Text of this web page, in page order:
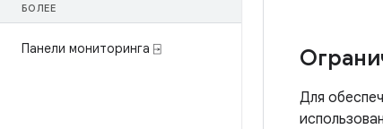
БОЛЕЕ
Панели мониторинга ⍈
Для